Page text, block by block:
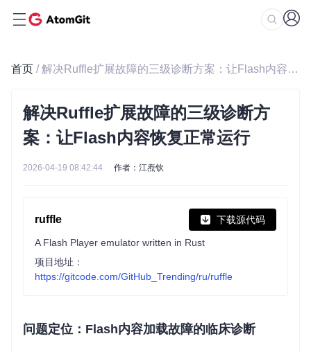
首页 / 解决Ruffle扩展故障的三级诊断方案：让Flash内容恢复正常运行
解决Ruffle扩展故障的三级诊断方
案：让Flash内容恢复正常运行
2026-04-19 08:42:44 作者：江焘钦
ruffle 下载源代码
A Flash Player emulator written in Rust
项目地址：
https://gitcode.com/GitHub_Trending/ru/ruffle
问题定位：Flash内容加载故障的临床诊断